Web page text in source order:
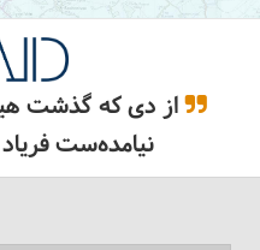
از دی که گذشت
نیامده‌ست